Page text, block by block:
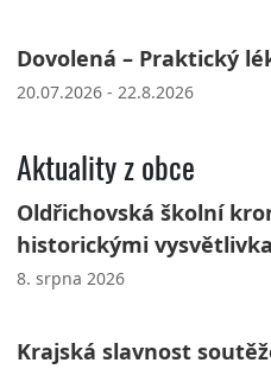
Dovolená – Praktický
20.07.2026 - 22.8.2026
Aktuality z obce
Oldřichovská školní
historickými
8. srpna 2026
Krajská slavnost